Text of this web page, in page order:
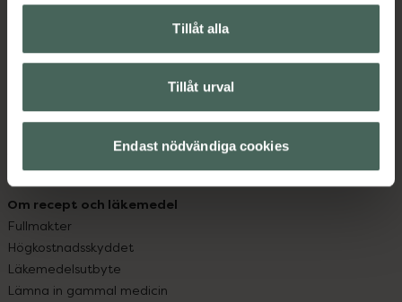
Tillåt alla
Tillåt urval
Endast nödvändiga cookies
Handla tryggt
Leverans, betalning och retur
Kundklubb
Sajtens tillgänglighet
Köpvillkor
Om recept och läkemedel
Fullmakter
Högkostnadsskyddet
Läkemedelsutbyte
Lämna in gammal medicin